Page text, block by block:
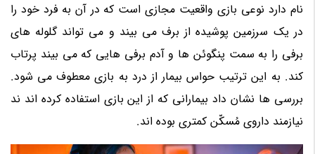
نام دارد نوعی بازی واقعیت مجازی است که در آن به فرد خود را
در یک سرزمین پوشیده از برف می بیند و می تواند گلوله های
برفی را به سمت پنگوئن ها و آدم برفی هایی که می بیند پرتاب
کند. به این ترتیب حواس بیمار از درد به بازی معطوف می شود.
بررسی ها نشان داد بیمارانی که از این بازی استفاده کرده اند ند
نیازمند داروی مُسکّن کمتری بوده اند.